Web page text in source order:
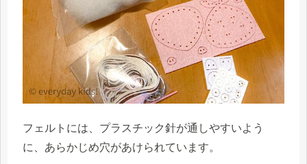
フェルトには、プラスチック針が通しやすいよう
に、あらかじめ穴があけられています。